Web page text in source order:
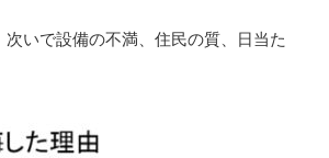
いで設備の不満、住民の質、日当た